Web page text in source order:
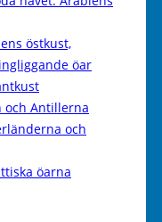
östkust,
öar
och Antillerna
och
öarna